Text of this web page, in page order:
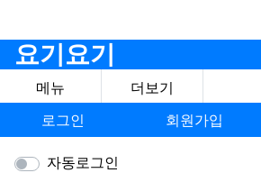
요기요기
메뉴
더보기
로그인
회원가입
자동로그인